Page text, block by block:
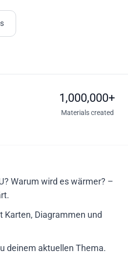
1,000,000+
Materials created
Warum wird es wärmer? –
Karten, Diagrammen und
deinem aktuellen Thema.